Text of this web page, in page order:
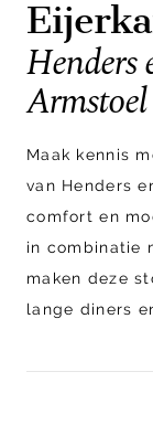
Henders
Armstoel
Maak kennis
van Henders
comfort en
in combinatie
maken deze
lange diners
en geeft de